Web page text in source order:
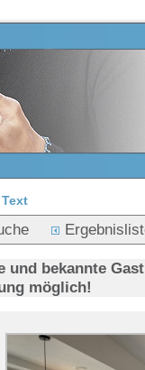
und bekannte
möglich!